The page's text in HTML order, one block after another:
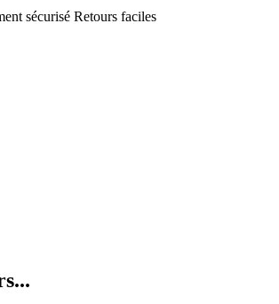
sécurisé Retours faciles